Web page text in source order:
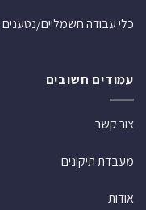
כלי עבודה חשמליים/נטענים
עמודים חשובים
צור קשר
מעבדת תיקונים
אודות